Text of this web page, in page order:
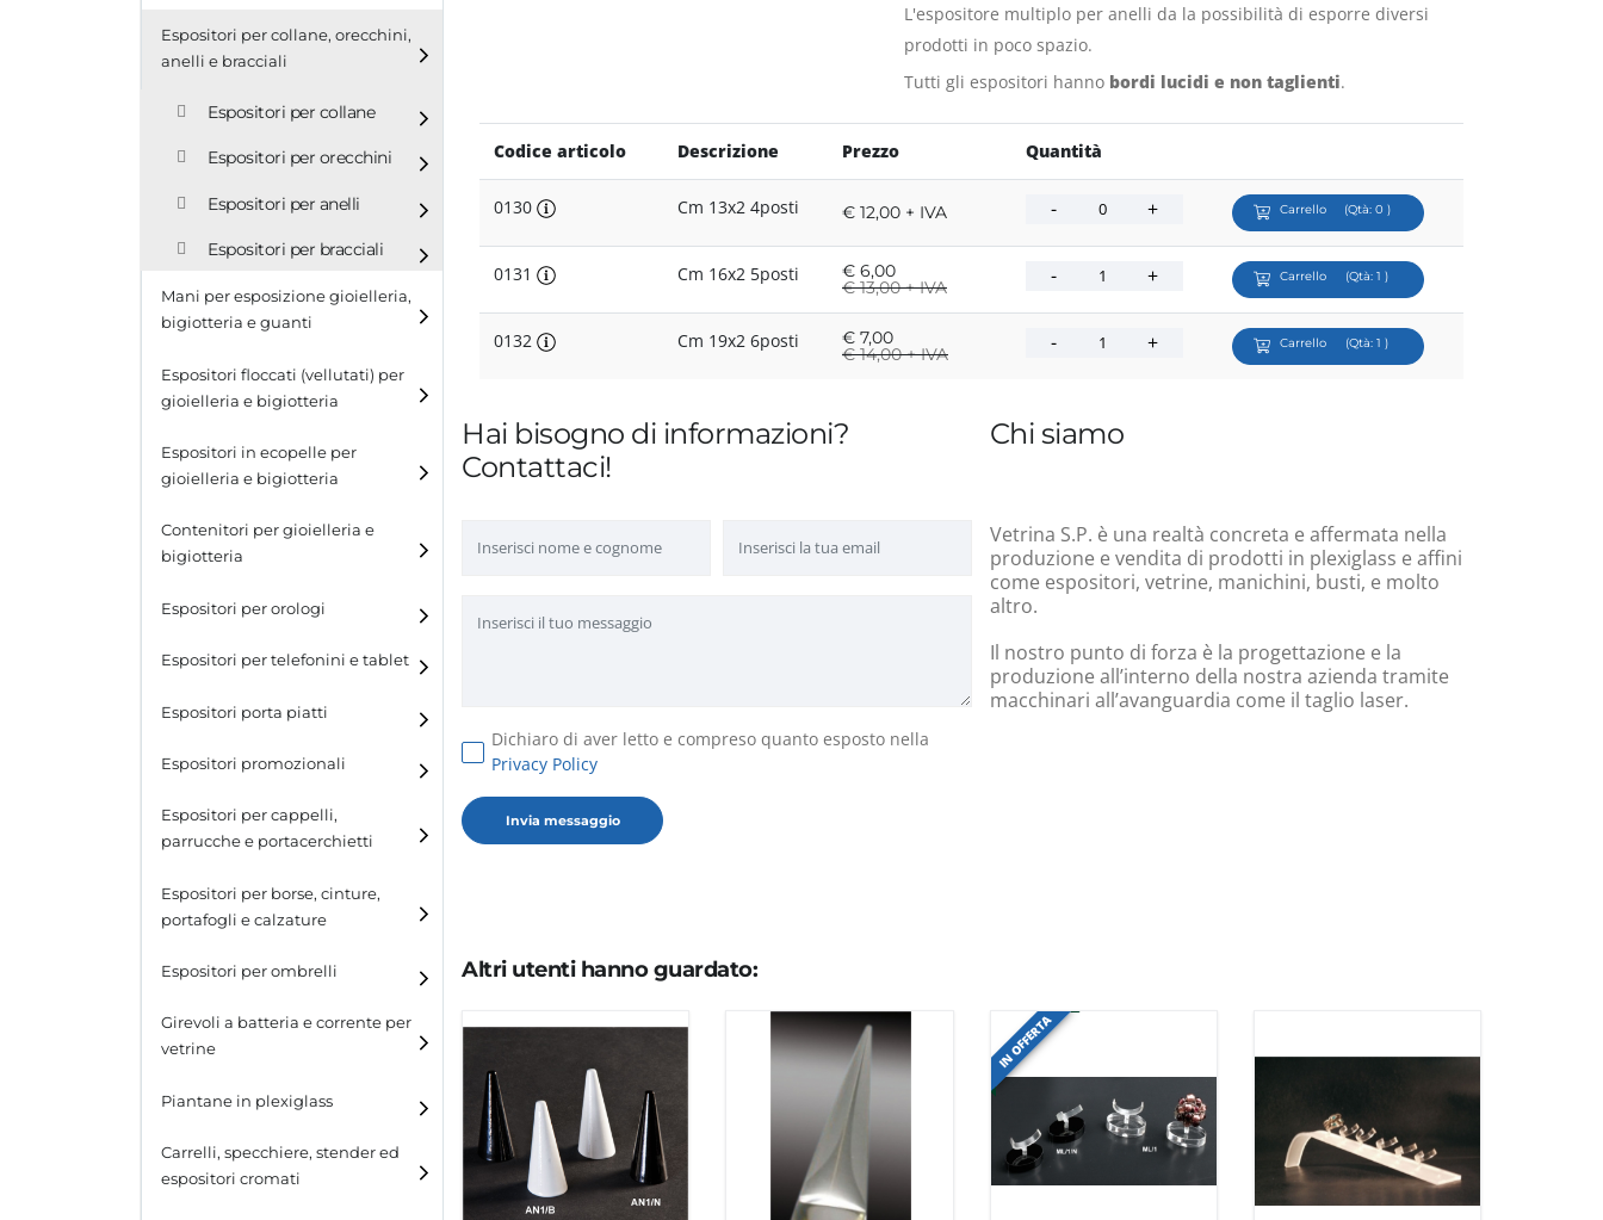
Scalette
Espositori per collane, orecchini,
anelli e bracciali
Espositori per collane
Espositori per orecchini
Espositori per anelli
Espositori per bracciali
Mani per esposizione gioielleria,
bigiotteria e guanti
Espositori floccati (vellutati) per
gioielleria e bigiotteria
Espositori in ecopelle per
gioielleria e bigiotteria
Contenitori per gioielleria e
bigiotteria
Espositori per orologi
Espositori per telefonini e tablet
Espositori porta piatti
Espositori promozionali
Espositori per cappelli,
parrucche e portacerchietti
Espositori per cappelli e
parrucche
Espositori per borse, cinture,
portafogli e calzature
Espositori per borse
Espositori per cinture
Espositori per portafogli
Espositori per calzature
Espositori per ombrelli
Girevoli a batteria e corrente per
vetrine
Piantane in plexiglass
Carrelli, specchiere, stender ed
espositori cromati
L'espositore multiplo per anelli da la possibilità di esporre diversi
prodotti in poco spazio.
Tutti gli espositori hanno bordi lucidi e non taglienti.
Codice articolo Descrizione Prezzo Quantità
0130 Cm 13x2 4posti € 12,00 + IVA Carrello (Qtà: 0 )
0131 Cm 16x2 5posti € 6,00
€13,00 + IVA
Carrello (Qtà:1 )
0132 Cm 19x2 6posti € 7,00
€14,00 + IVA
Carrello (Qtà:1 )
Hai bisogno di informazioni?
Contattaci!
Dichiaro di aver letto e compreso quanto esposto nella
Privacy Policy
Chi siamo
Vetrina S.P. è una realtà concreta e affermata nella
produzione e vendita di prodotti in plexiglass e affini
come espositori, vetrine, manichini, busti, e molto
altro.
Il nostro punto di forza è la progettazione e la
produzione all’interno della nostra azienda tramite
macchinari all’avanguardia come il taglio laser.
Altri utenti hanno guardato:
IN OFFERTA